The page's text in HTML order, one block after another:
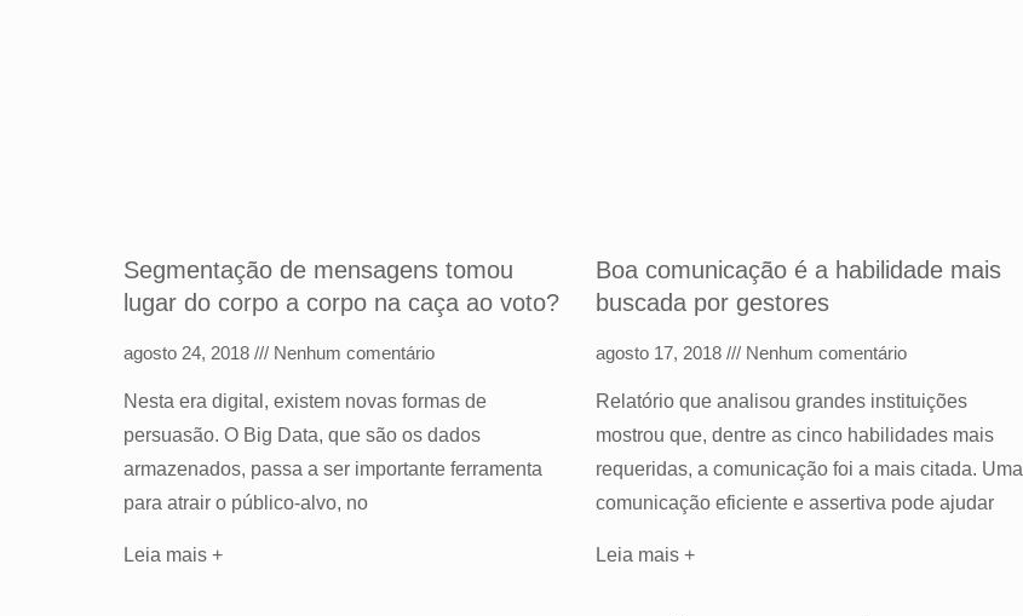
Segmentação de mensagens tomou
lugar do corpo a corpo na caça ao voto?
agosto 24, 2018 Nenhum comentário
Nesta era digital, existem novas formas de
persuasão. O Big Data, que são os dados
armazenados, passa a ser importante ferramenta
para atrair o público-alvo, no
Leia mais +
Boa comunicação é a habilidade mais
buscada por gestores
agosto 17, 2018 Nenhum comentário
Relatório que analisou grandes instituições
mostrou que, dentre as cinco habilidades mais
requeridas, a comunicação foi a mais citada. Uma
comunicação eficiente e assertiva pode ajudar
Leia mais +